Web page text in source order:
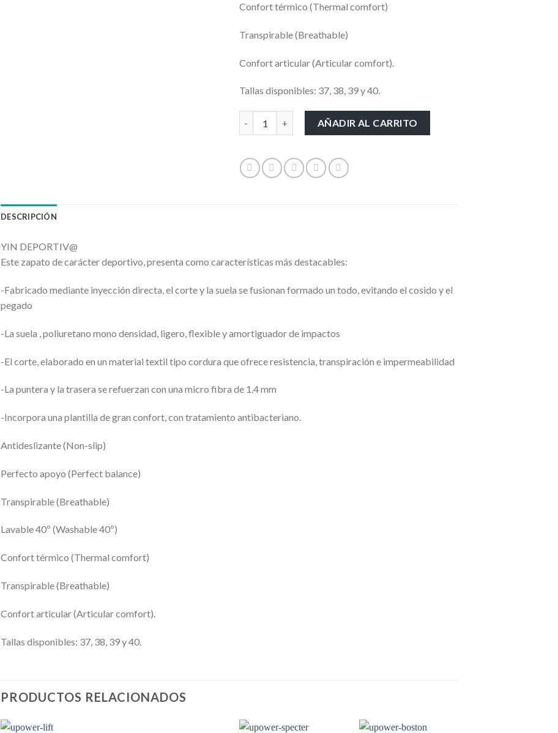
Confort térmico (Thermal comfort)
Transpirable (Breathable)
Confort articular (Articular comfort).
Tallas disponibles: 37, 38, 39 y 40.
CALZADO DEPORTIV@ YIN cantidad
AÑADIR AL CARRITO
DESCRIPCIÓN
YIN DEPORTIV@
Este zapato de carácter deportivo, presenta como características más destacables:
-Fabricado mediante inyección directa, el corte y la suela se fusionan formado un todo, evitando el cosido y el
pegado
-La suela , poliuretano mono densidad, ligero, flexible y amortiguador de impactos
-El corte, elaborado en un material textil tipo cordura que ofrece resistencia, transpiración e impermeabilidad
-La puntera y la trasera se refuerzan con una micro fibra de 1.4 mm
-Incorpora una plantilla de gran confort, con tratamiento antibacteriano.
Antideslizante (Non-slip)
Perfecto apoyo (Perfect balance)
Transpirable (Breathable)
Lavable 40º (Washable 40º)
Confort térmico (Thermal comfort)
Transpirable (Breathable)
Confort articular (Articular comfort).
Tallas disponibles: 37, 38, 39 y 40.
PRODUCTOS RELACIONADOS